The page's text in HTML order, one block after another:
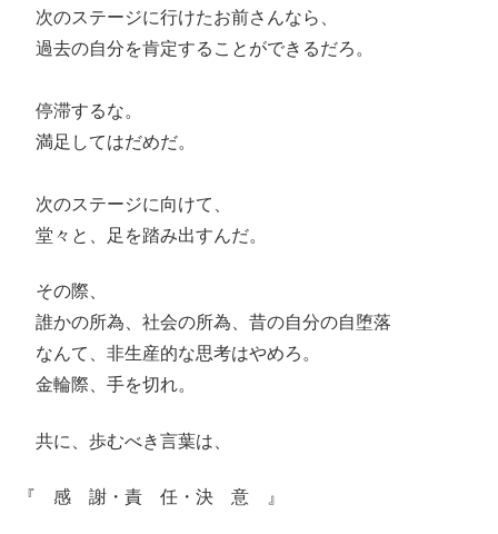
次のステージに行けたお前さんなら、
過去の自分を肯定することができるだろ。
停滞するな。
満足してはだめだ。
次のステージに向けて、
堂々と、足を踏み出すんだ。
その際、
誰かの所為、社会の所為、昔の自分の自堕落
なんて、非生産的な思考はやめろ。
金輪際、手を切れ。
共に、歩むべき言葉は、
『 感 謝・責 任・決 意 』